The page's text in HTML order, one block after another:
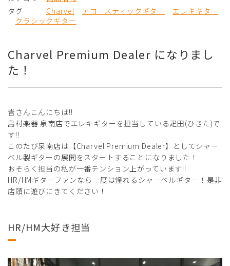
タグ
Charvel アコースティックギター
エレキギター
クラシックギター
Charvel Premium Dealer になりまし
た！
皆さんこんにちは!!
島村楽器 泉南店でエレキギターを担当している疋田(ひきた)で
す!!
このたび泉南店は【Charvel Premium Dealer】としてシャー
ベル製ギターの展開をスタートすることになりました！
おそらく担当の私が一番テンション上がっています!!
HR/HMギターファンなら一度は憧れるシャーベルギター！是非
店頭に遊びにきてください！
HR/HM大好き担当